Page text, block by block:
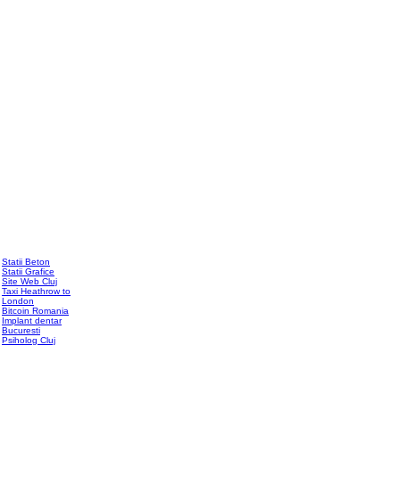
Statii Beton
Statii Grafice
Site Web Cluj
Taxi Heathrow to
London
Bitcoin Romania
Implant dentar
Bucuresti
Psiholog Cluj